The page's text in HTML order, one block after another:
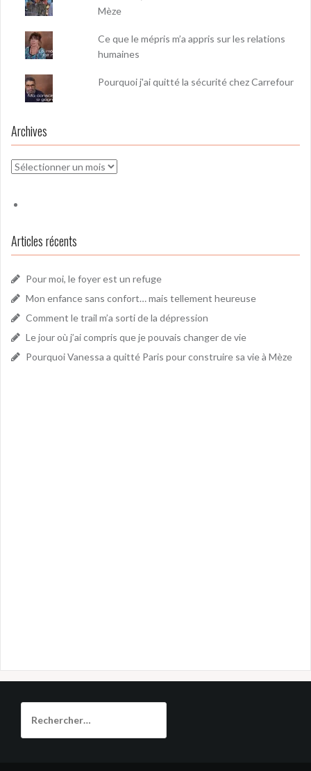
Mèze
Ce que le mépris m’a appris sur les relations
humaines
Pourquoi j'ai quitté la sécurité chez Carrefour
Archives
Archives
Articles récents
Pour moi, le foyer est un refuge
Mon enfance sans confort… mais tellement heureuse
Comment le trail m’a sorti de la dépression
Le jour où j’ai compris que je pouvais changer de vie
Pourquoi Vanessa a quitté Paris pour construire sa vie à Mèze